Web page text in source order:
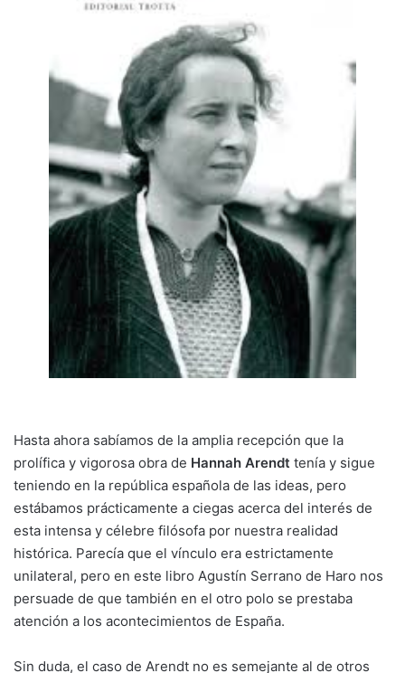
Hasta ahora sabíamos de la amplia recepción que la
prolífica y vigorosa obra de Hannah Arendt tenía y sigue
teniendo en la república española de las ideas, pero
estábamos prácticamente a ciegas acerca del interés de
esta intensa y célebre filósofa por nuestra realidad
histórica. Parecía que el vínculo era estrictamente
unilateral, pero en este libro Agustín Serrano de Haro nos
persuade de que también en el otro polo se prestaba
atención a los acontecimientos de España.
Sin duda, el caso de Arendt no es semejante al de otros